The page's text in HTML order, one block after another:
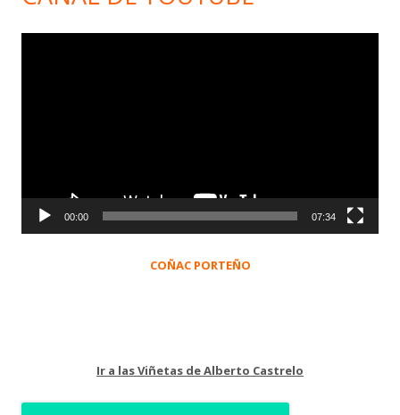
00:00 07:34
COÑAC PORTEÑO
Ir a las Viñetas de Alberto Castrelo